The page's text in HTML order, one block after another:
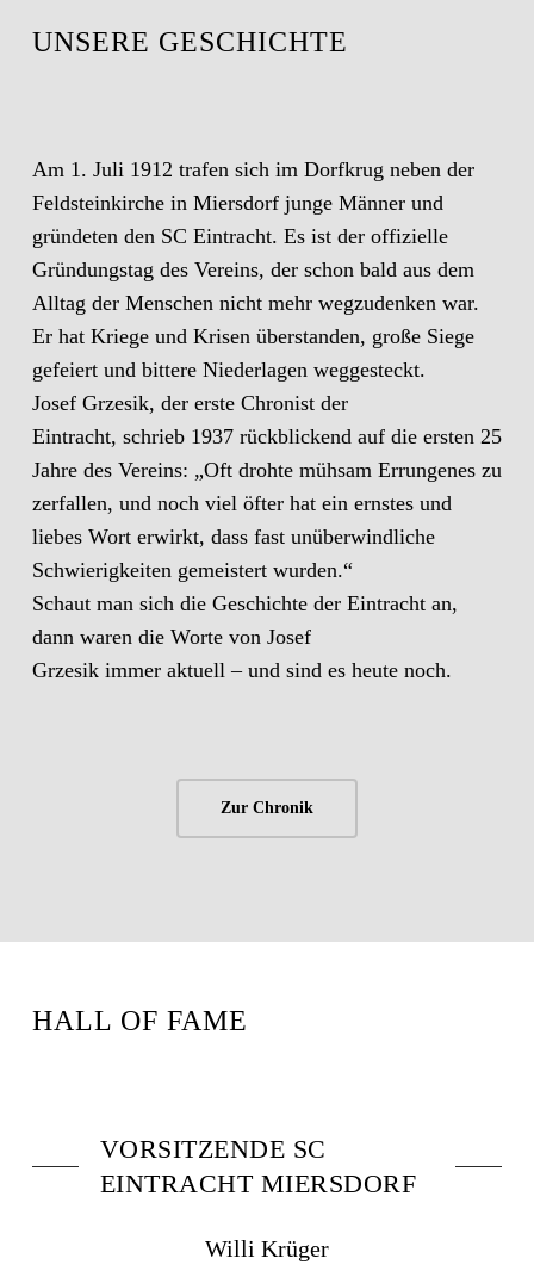
UNSERE GESCHICHTE
Am 1. Juli 1912 trafen sich im Dorfkrug neben der
Feldsteinkirche in Miersdorf junge Männer und
gründeten den SC Eintracht. Es ist der offizielle
Gründungstag des Vereins, der schon bald aus dem
Alltag der Menschen nicht mehr wegzudenken war.
Er hat Kriege und Krisen überstanden, große Siege
gefeiert und bittere Niederlagen weggesteckt.
Josef Grzesik, der erste Chronist der
Eintracht, schrieb 1937 rückblickend auf die ersten 25
Jahre des Vereins: „Oft drohte mühsam Errungenes zu
zerfallen, und noch viel öfter hat ein ernstes und
liebes Wort erwirkt, dass fast unüberwindliche
Schwierigkeiten gemeistert wurden.“
Schaut man sich die Geschichte der Eintracht an,
dann waren die Worte von Josef
Grzesik immer aktuell – und sind es heute noch.
Zur Chronik
HALL OF FAME
VORSITZENDE SC
EINTRACHT MIERSDORF
Willi Krüger